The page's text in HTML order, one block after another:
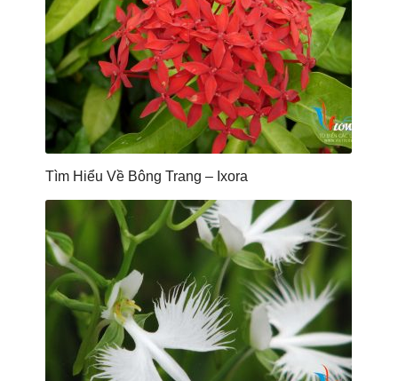
Tìm Hiểu Về Bông Trang – Ixora